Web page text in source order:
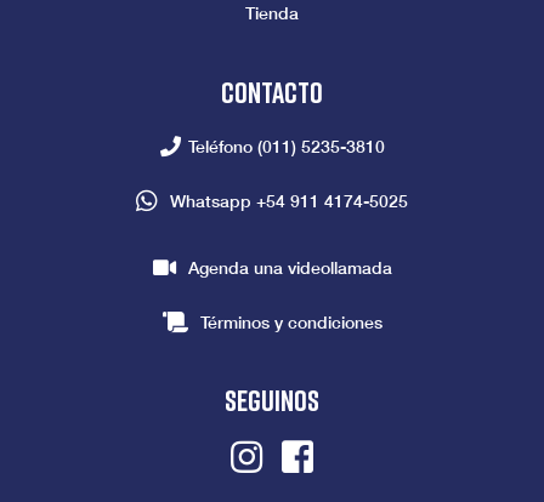
Tienda
Contacto
Teléfono (011) 5235-3810
Whatsapp +54 911 4174-5025
Agenda una videollamada
Términos y condiciones
seguinos
InstagramFacebook